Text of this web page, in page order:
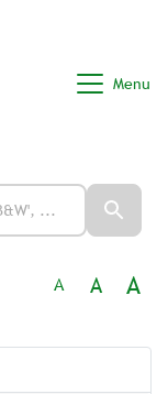
Menu
A A A